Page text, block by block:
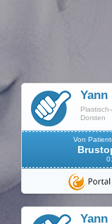
Yann
Dorsten
Von
Yann